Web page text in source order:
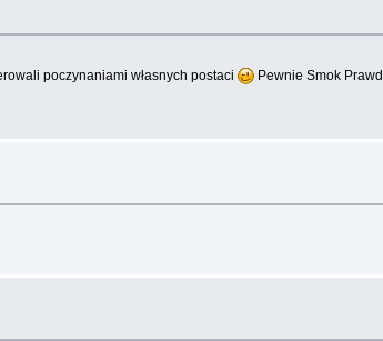
poczynaniami własnych postaci
Pewnie Smok